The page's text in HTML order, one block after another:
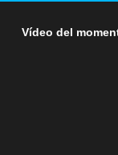
Vídeo del